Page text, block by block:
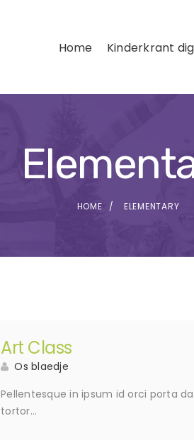
Home Kinderkrant
HOME ELEMENTARY
Art Class
Os blaedje
Pellentesque in ipsum id orci porta
tortor…